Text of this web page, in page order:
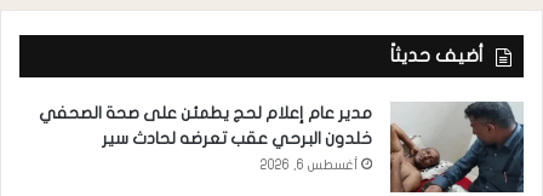
أضيف حديثاً
مدير عام إعلام لحج يطمئن على صحة الصحفي
خلدون البرحي عقب تعرضه لحادث سير
أغسطس 6, 2026